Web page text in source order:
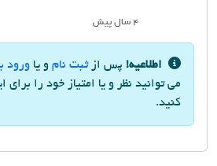
۴ سال پیش
اطلاعیه! پس ازثبت نام و یا ورود
می توانید نظر و یا امتیاز خود را برای
کنید.